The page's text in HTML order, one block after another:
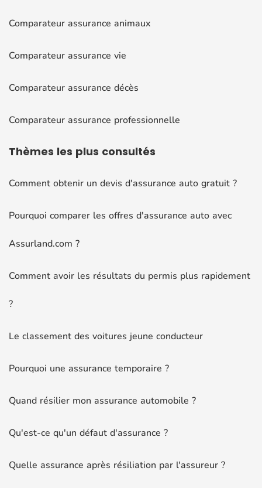
Comparateur assurance animaux
Comparateur assurance vie
Comparateur assurance décès
Comparateur assurance professionnelle
Thèmes les plus consultés
Comment obtenir un devis d'assurance auto gratuit ?
Pourquoi comparer les offres d'assurance auto avec
Assurland.com ?
Comment avoir les résultats du permis plus rapidement
?
Le classement des voitures jeune conducteur
Pourquoi une assurance temporaire ?
Quand résilier mon assurance automobile ?
Qu'est-ce qu'un défaut d'assurance ?
Quelle assurance après résiliation par l'assureur ?